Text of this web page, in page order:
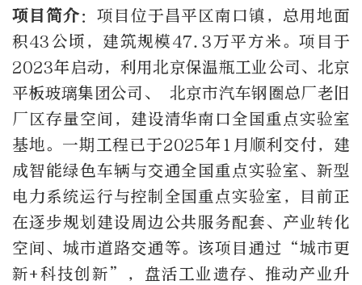
项目简介：项目位于昌平区南口镇，总用地面
积43公顷，建筑规模47.3万平方米。项目于
2023年启动，利用北京保温瓶工业公司、北京
平板玻璃集团公司、 北京市汽车钢圈总厂老旧
厂区存量空间，建设清华南口全国重点实验室
基地。一期工程已于2025年1月顺利交付，建
成智能绿色车辆与交通全国重点实验室、新型
电力系统运行与控制全国重点实验室，目前正
在逐步规划建设周边公共服务配套、产业转化
空间、城市道路交通等。该项目通过“城市更
新+科技创新”，盘活工业遗存、推动产业升